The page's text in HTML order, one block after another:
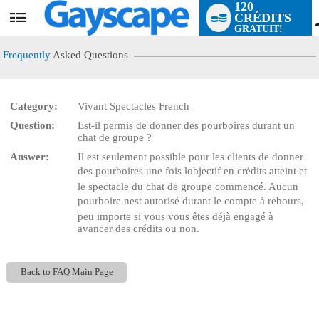
User
120
CRÉDITS
GRATUIT!
Frequently Asked Questions
Category:
Vivant Spectacles French
Question:
Est-il permis de donner des pourboires durant un
chat de groupe ?
Answer:
Il est seulement possible pour les clients de donner
des pourboires une fois lobjectif en crédits atteint et
le spectacle du chat de groupe commencé. Aucun
pourboire nest autorisé durant le compte à rebours,
peu importe si vous vous êtes déjà engagé à
avancer des crédits ou non.
Back to FAQ Main Page
LIMITED TIME OFFER!